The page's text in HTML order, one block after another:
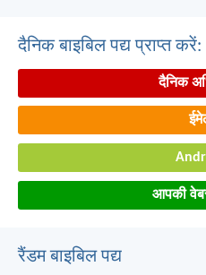
दैनिक बाइबिल पद्य प्राप्त करें:
दैनिक
आपकी
रैंडम बाइबिल पद्य